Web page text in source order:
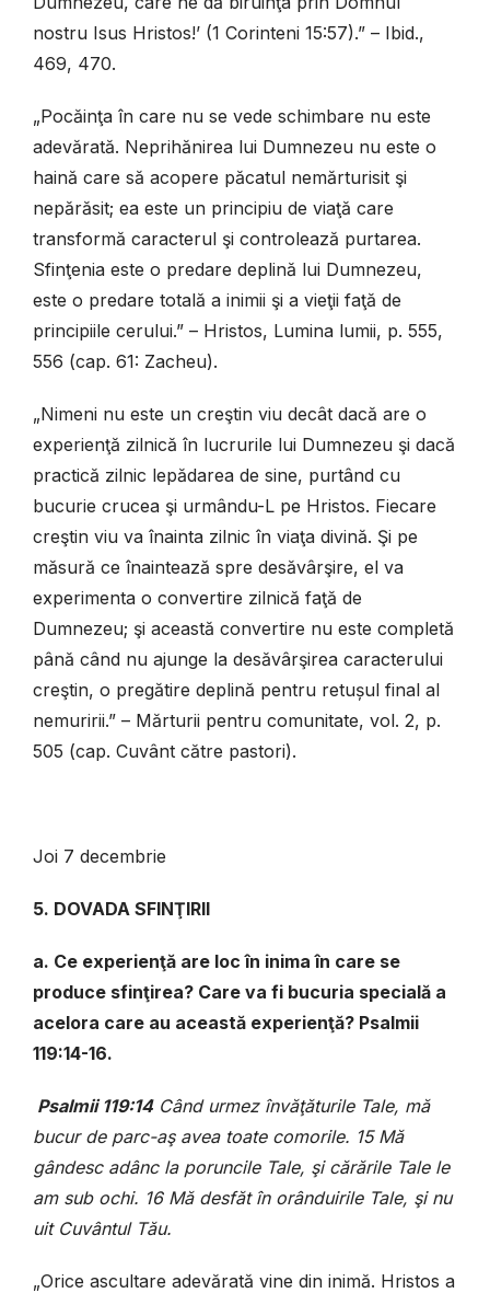
nostru Isus Hristos!’ (1 Corinteni 15:57).” – Ibid.,
469, 470.
„Pocăinţa în care nu se vede schimbare nu este
adevărată. Neprihănirea lui Dumnezeu nu este o
haină care să acopere păcatul nemărturisit şi
nepărăsit; ea este un principiu de viaţă care
transformă caracterul şi controlează purtarea.
Sfinţenia este o predare deplină lui Dumnezeu,
este o predare totală a inimii şi a vieţii faţă de
principiile cerului.” – Hristos, Lumina lumii, p. 555,
556 (cap. 61: Zacheu).
„Nimeni nu este un creştin viu decât dacă are o
experienţă zilnică în lucrurile lui Dumnezeu şi dacă
practică zilnic lepădarea de sine, purtând cu
bucurie crucea şi urmându-L pe Hristos. Fiecare
creştin viu va înainta zilnic în viaţa divină. Şi pe
măsură ce înaintează spre desăvârşire, el va
experimenta o convertire zilnică faţă de
Dumnezeu; şi această convertire nu este completă
până când nu ajunge la desăvârşirea caracterului
creştin, o pregătire deplină pentru retușul final al
nemuririi.” – Mărturii pentru comunitate, vol. 2, p.
505 (cap. Cuvânt către pastori).
Joi 7 decembrie
5. DOVADA SFINŢIRII
a. Ce experienţă are loc în inima în care se
produce sfinţirea? Care va fi bucuria specială a
acelora care au această experienţă? Psalmii
119:14-16.
Psal­mii 119:14Când urmez învăţăturile Tale, mă
bucur de parc-aş avea toate comorile. 15 Mă
gândesc adânc la poruncile Tale, şi cărările Tale le
am sub ochi. 16 Mă desfăt în orânduirile Tale, şi nu
uit Cuvântul Tău.
„Orice ascultare adevărată vine din inimă. Hristos a